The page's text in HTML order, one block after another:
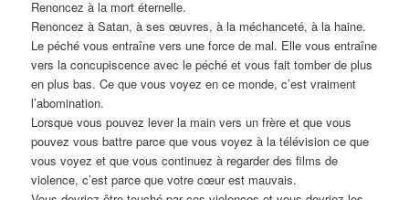
Renoncez à la mort éternelle.
Renoncez à Satan, à ses œuvres, à la méchanceté, à la haine.
Le péché vous entraîne vers une force de mal. Elle vous entraîne
vers la concupiscence avec le péché et vous fait tomber de plus
en plus bas. Ce que vous voyez en ce monde, c’est vraiment
l’abomination.
Lorsque vous pouvez lever la main vers un frère et que vous
pouvez vous battre parce que vous voyez à la télévision ce que
vous voyez et que vous continuez à regarder des films de
violence, c’est parce que votre cœur est mauvais.